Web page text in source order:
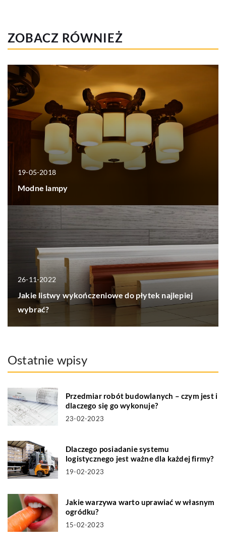
ZOBACZ RÓWNIEŻ
19-05-2018
Modne lampy
26-11-2022
Jakie listwy wykończeniowe do płytek najlepiej
wybrać?
Ostatnie wpisy
Przedmiar robót budowlanych – czym jest i
dlaczego się go wykonuje?
23-02-2023
Dlaczego posiadanie systemu
logistycznego jest ważne dla każdej firmy?
19-02-2023
Jakie warzywa warto uprawiać w własnym
ogródku?
15-02-2023